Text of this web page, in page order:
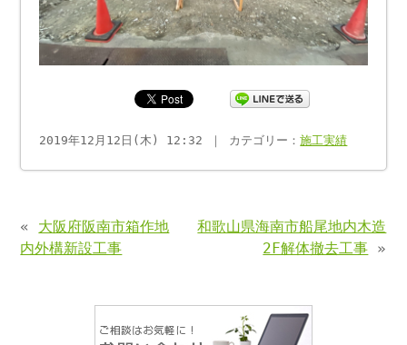
2019年12月12日(木) 12:32 ｜ カテゴリー：施工実績
« 大阪府阪南市箱作地
内外構新設工事
和歌山県海南市船尾地内木造
2F解体撤去工事 »